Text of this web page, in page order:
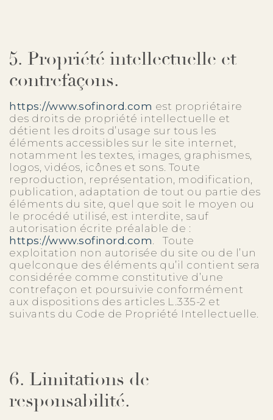
5. Propriété intellectuelle et
contrefaçons.
https://www.sofinord.com est propriétaire
des droits de propriété intellectuelle et
détient les droits d’usage sur tous les
éléments accessibles sur le site internet,
notamment les textes, images, graphismes,
logos, vidéos, icônes et sons. Toute
reproduction, représentation, modification,
publication, adaptation de tout ou partie des
éléments du site, quel que soit le moyen ou
le procédé utilisé, est interdite, sauf
autorisation écrite préalable de :
https://www.sofinord.com. Toute
exploitation non autorisée du site ou de l’un
quelconque des éléments qu’il contient sera
considérée comme constitutive d’une
contrefaçon et poursuivie conformément
aux dispositions des articles L.335-2 et
suivants du Code de Propriété Intellectuelle.
6. Limitations de
responsabilité.